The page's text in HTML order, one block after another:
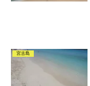
宮古島